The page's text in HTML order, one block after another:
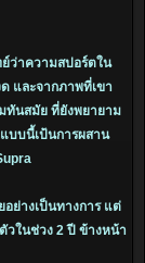
ว่าความสปอร์ตใน
และจากภาพที่เขา
ทันสมัย ที่ยังพยายาม
บบนี้เป้นการผสาน
อย่างเป็นทางการ แต่
วในช่วง 2 ปี ข้างหน้า